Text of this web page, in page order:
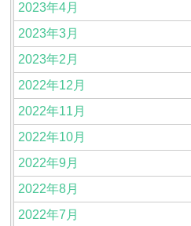
2023年4月
2023年3月
2023年2月
2022年12月
2022年11月
2022年10月
2022年9月
2022年8月
2022年7月